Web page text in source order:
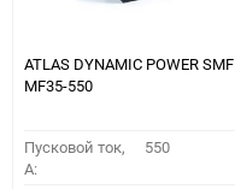
ATLAS DYNAMIC POWER SMF
MF35-550
Пусковой ток,
A:
550